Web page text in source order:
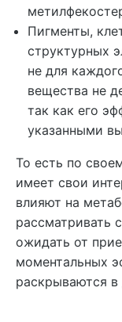
Пигменты,
структурных
не для
вещества не
так как его
указанными
То есть по
имеет свои
влияют на
рассматривать
ожидать от
моментальных
раскрываются